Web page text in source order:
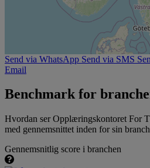
Send via WhatsApp Send via SMS
Email
Benchmark for
Hvordan ser Opplæringskontoret For
med gennemsnittet inden for sin
Gennemsnitlig score i branchen